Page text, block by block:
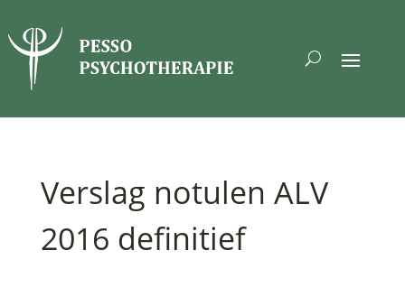
Verslag notulen ALV
2016 definitief